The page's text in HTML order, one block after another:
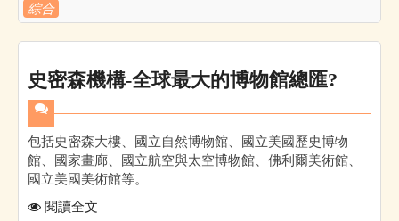
綜合
史密森機構-全球最大的博物館總匯?
包括史密森大樓、國立自然博物館、國立美國歷史博物
館、國家畫廊、國立航空與太空博物館、佛利爾美術館、
國立美國美術館等。
閱讀全文